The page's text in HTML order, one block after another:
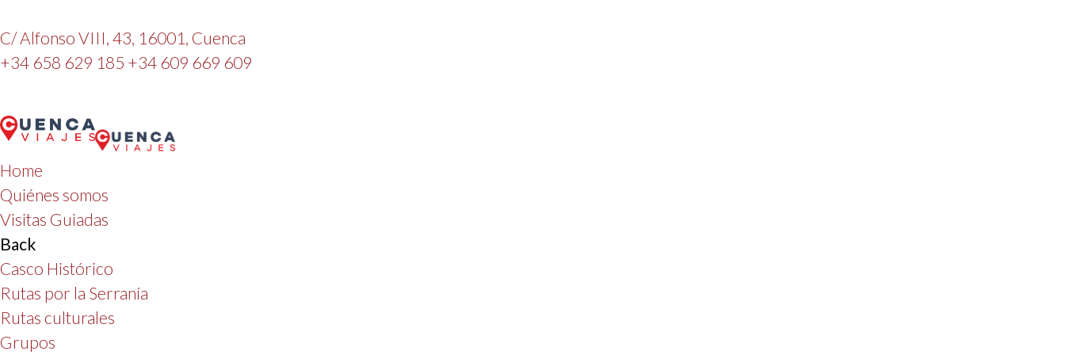
C/ Alfonso VIII, 43, 16001, Cuenca
+34 658 629 185 +34 609 669 609
Home
Quiénes somos
Visitas Guiadas
Back
Casco Histórico
Rutas por la Serranía
Rutas culturales
Grupos